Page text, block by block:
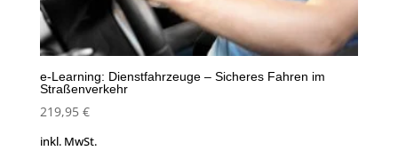
e-Learning: Dienstfahrzeuge – Sicheres Fahren im
Straßenverkehr
219,95 €
inkl. MwSt.